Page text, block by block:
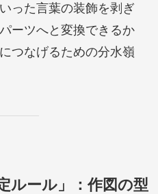
った言葉の装飾を剥ぎ
ーツへと変換できるか
つなげるための分水嶺
ルール」：作図の型